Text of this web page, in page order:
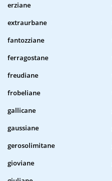
erziane
extraurbane
fantozziane
ferragostane
freudiane
frobeliane
gallicane
gaussiane
gerosolimitane
gioviane